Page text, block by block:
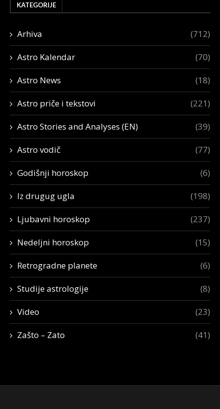
KATEGORIJE
Arhiva (712)
Astro Kalendar (70)
Astro News (18)
Astro priče i tekstovi (221)
Astro Stories and Analyses (EN) (39)
Astro vodič (77)
Godišnji horoskop (6)
Iz drugug ugla (198)
Ljubavni horoskop (237)
Nedeljni horoskop (15)
Retrogradne planete (6)
Studije astrologije (8)
Video (23)
Zašto – Zato (41)